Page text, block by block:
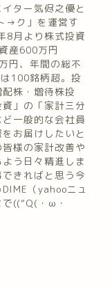
ター気侭之優と
→ク」を運営す
8月より株式投資
産600万円
円、年間の総不
100銘柄超。投
株・増待株投
」の「家計三分
一般的な会社員
お届けしたいと
様の家計改善や
う日々精進しま
きればと思う今
（yahooニュ
((“Q(・ω・